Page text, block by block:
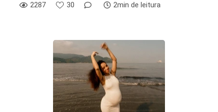
2287 30 2min de leitura